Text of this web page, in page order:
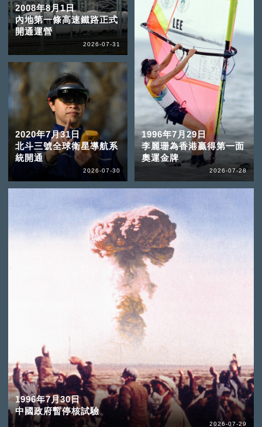
2008年8月1日
內地第一條高速鐵路正式
開通運營
2026-07-31
2020年7月31日
北斗三號全球衛星導航系
統開通
2026-07-30
1996年7月30日
中國政府暫停核試驗
2026-07-29
1996年7月29日
李麗珊為香港贏得第一面
奧運金牌
2026-07-28